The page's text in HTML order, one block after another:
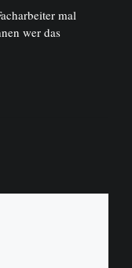
mal
wer das